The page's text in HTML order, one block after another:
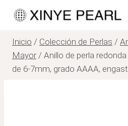
Saltar
contenido
Inicio / Colección de Perlas /
Mayor / Anillo de perla
de 6-7mm, grado AAAA,